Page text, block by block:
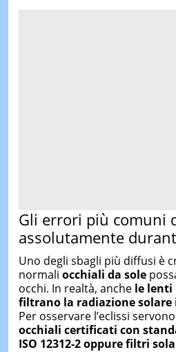
Gli errori più comuni
assolutamente
Uno degli sbagli più diffusi è
normali occhiali da sole
occhi. In realtà, anche le lenti
filtrano la radiazione
Per osservare l’eclissi
occhiali certificati con
ISO 12312-2 oppure filtri